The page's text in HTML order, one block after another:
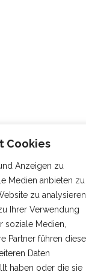
Cookies
Anzeigen zu
Medien anbieten zu
zu
Ihrer Verwendung
soziale Medien,
Partner führen diese
Daten
haben oder die sie